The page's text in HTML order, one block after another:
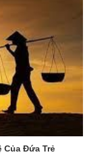
Của Đứa Trẻ